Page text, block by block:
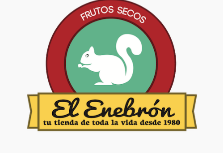
página
de